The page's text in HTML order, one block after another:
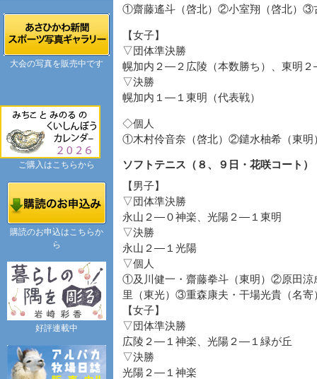
①齋藤遙斗（啓北）②小室翔（啓北）③
【女子】
▽団体準決勝
幌加内２―２広陵（本数勝ち）、東明
▽決勝
幌加内１―１東明（代表戦）
◇個人
①木村伶音奈（啓北）②鑓水柚希（東
ソフトテニス（８、９日・花咲コート）
【男子】
▽団体準決勝
永山２―０神楽、光陽２―１東明
▽決勝
永山２―１光陽
▽個人
①及川健一・齋藤拳斗（東明）②原田
里（東光）③重森康夫・干場光貴（名寄
【女子】
▽団体準決勝
広陵２―１神楽、光陽２―１緑が丘
▽決勝
光陽２―１神楽
大会の写真を販売中です
ご購入はこちらから
購読のお申込はこちらか
ら
好評連載中